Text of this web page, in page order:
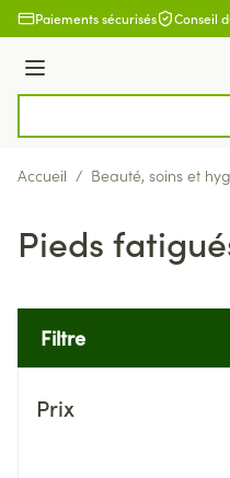
Aller au contenu
Paiements sécurisés Conseil
Menu
Accueil / Beauté, soins et
Pieds
Filtre
Prix